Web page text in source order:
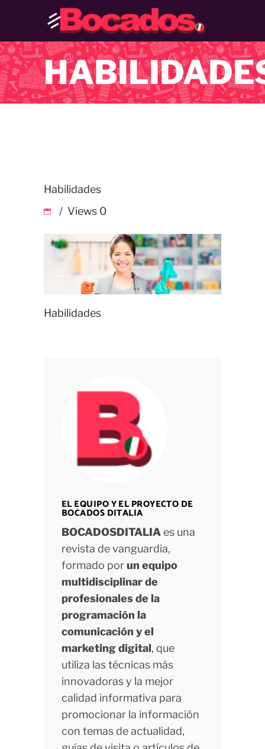
Habilidades
Views 0
Habilidades
EL EQUIPO Y EL PROYECTO DE
BOCADOS DITALIA
BOCADOSDITALIAes una
revista de vanguardia,
formado porun equipo
multidisciplinar de
profesionales de la
programación la
comunicación y el
marketing digital, que
utiliza las técnicas más
innovadoras y la mejor
calidad informativa para
promocionar la información
con temas de actualidad,